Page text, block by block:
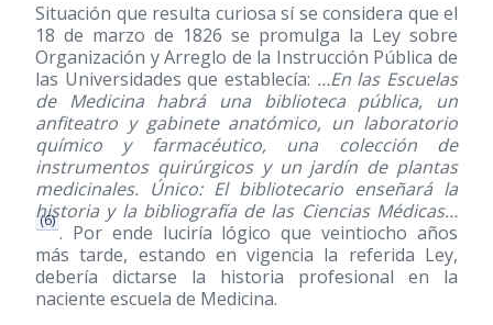
Situación que resulta curiosa sí se considera que el
18 de marzo de 1826 se promulga la Ley sobre
Organización y Arreglo de la Instrucción Pública de
las Universidades que establecía: …En las Escuelas
de Medicina habrá una biblioteca pública, un
anfiteatro y gabinete anatómico, un laboratorio
químico y farmacéutico, una colección de
instrumentos quirúrgicos y un jardín de plantas
medicinales. Único: El bibliotecario enseñará la
historia y la bibliografía de las Ciencias Médicas…
(6)
. Por ende luciría lógico que veintiocho años
más tarde, estando en vigencia la referida Ley,
debería dictarse la historia profesional en la
naciente escuela de Medicina.